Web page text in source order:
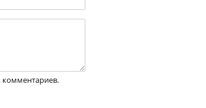
комментариев.